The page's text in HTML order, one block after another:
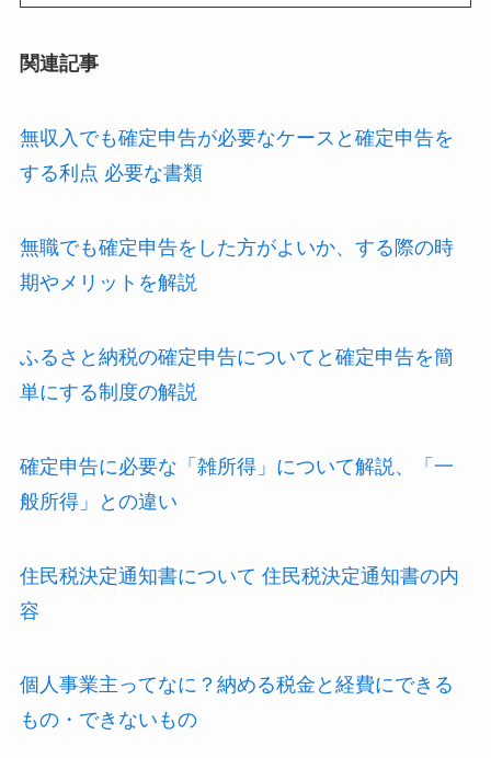
関連記事
無収入でも確定申告が必要なケースと確定申告を
する利点 必要な書類
無職でも確定申告をした方がよいか、する際の時
期やメリットを解説
ふるさと納税の確定申告についてと確定申告を簡
単にする制度の解説
確定申告に必要な「雑所得」について解説、「一
般所得」との違い
住民税決定通知書について 住民税決定通知書の内
容
個人事業主ってなに？納める税金と経費にできる
もの・できないもの